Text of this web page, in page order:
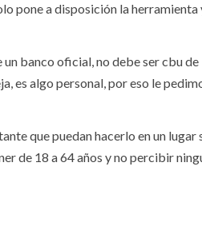
pone a disposición la herramienta
banco oficial, no debe ser cbu de
es algo personal, por eso le
que puedan hacerlo en un lugar
de 18 a 64 años y no percibir